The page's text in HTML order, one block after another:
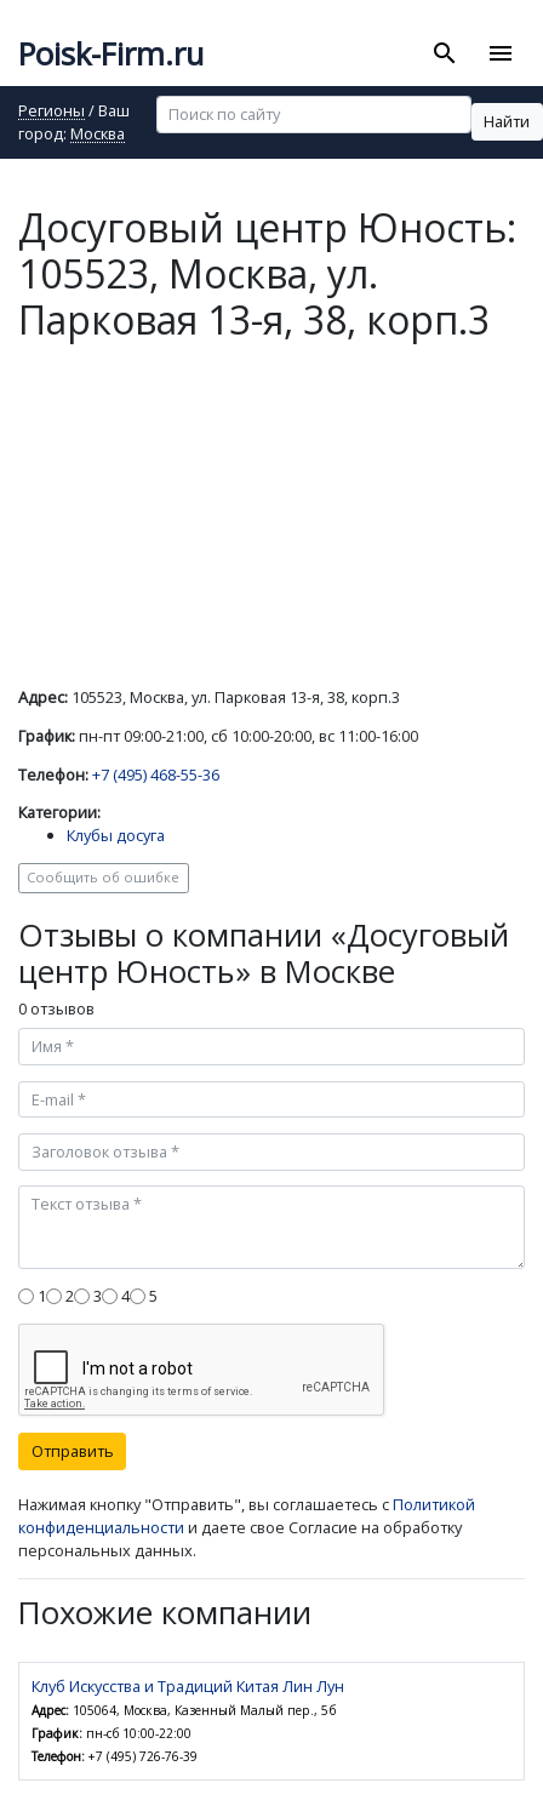
Poisk-Firm.ru search menu
Регионы / Ваш
город: Москва
Найти
Досуговый центр Юность:
105523, Москва, ул.
Парковая 13-я, 38, корп.3
Адрес: 105523, Москва, ул. Парковая 13-я, 38, корп.3
График:пн-пт 09:00-21:00, сб 10:00-20:00, вс 11:00-16:00
Телефон:+7 (495) 468-55-36
Категории:
Клубы досуга
Сообщить об ошибке
Отзывы о компании «Досуговый
центр Юность» в Москве
0 отзывов
1 2 3 4 5
Отправить
Нажимая кнопку "Отправить", вы соглашаетесь сПолитикой
конфиденциальности и даете свое Согласие на обработку
персональных данных.
Похожие компании
Клуб Искусства и Традиций Китая Лин Лун
Адрес: 105064, Москва, Казенный Малый пер., 5б
График: пн-сб 10:00-22:00
Телефон: +7 (495) 726-76-39